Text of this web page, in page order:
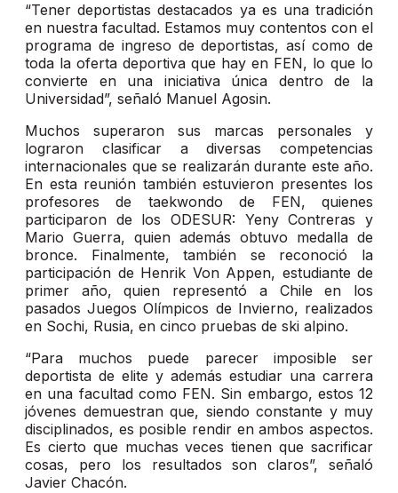
“Tener deportistas destacados ya es una tradición
en nuestra facultad. Estamos muy contentos con el
programa de ingreso de deportistas, así como de
toda la oferta deportiva que hay en FEN, lo que lo
convierte en una iniciativa única dentro de la
Universidad”, señaló Manuel Agosin.
Muchos superaron sus marcas personales y
lograron clasificar a diversas competencias
internacionales que se realizarán durante este año.
En esta reunión también estuvieron presentes los
profesores de taekwondo de FEN, quienes
participaron de los ODESUR: Yeny Contreras y
Mario Guerra, quien además obtuvo medalla de
bronce. Finalmente, también se reconoció la
participación de Henrik Von Appen, estudiante de
primer año, quien representó a Chile en los
pasados Juegos Olímpicos de Invierno, realizados
en Sochi, Rusia, en cinco pruebas de ski alpino.
“Para muchos puede parecer imposible ser
deportista de elite y además estudiar una carrera
en una facultad como FEN. Sin embargo, estos 12
jóvenes demuestran que, siendo constante y muy
disciplinados, es posible rendir en ambos aspectos.
Es cierto que muchas veces tienen que sacrificar
cosas, pero los resultados son claros”, señaló
Javier Chacón.